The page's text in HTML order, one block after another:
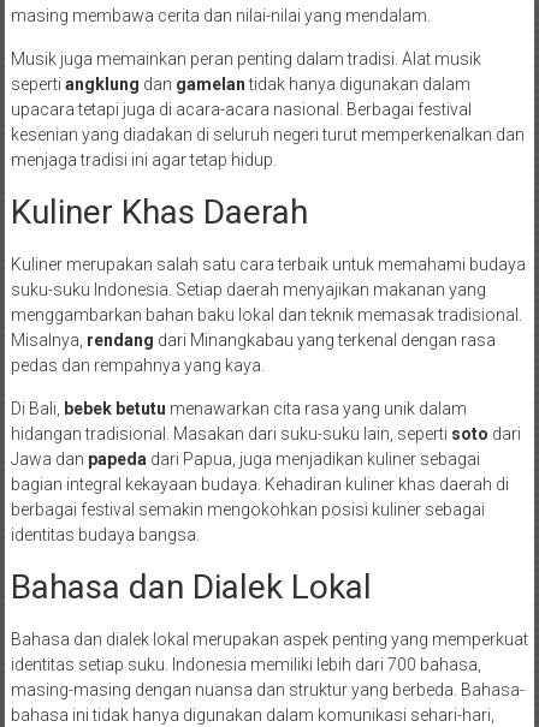
masing membawa cerita dan nilai-nilai yang mendalam.
Musik juga memainkan peran penting dalam tradisi. Alat musik
seperti angklung dan gamelantidak hanya digunakan dalam
upacara tetapi juga di acara-acara nasional. Berbagai festival
kesenian yang diadakan di seluruh negeri turut memperkenalkan dan
menjaga tradisi ini agar tetap hidup.
Kuliner Khas Daerah
Kuliner merupakan salah satu cara terbaik untuk memahami budaya
suku-suku Indonesia. Setiap daerah menyajikan makanan yang
menggambarkan bahan baku lokal dan teknik memasak tradisional.
Misalnya, rendang dari Minangkabau yang terkenal dengan rasa
pedas dan rempahnya yang kaya.
Di Bali, bebek betutu menawarkan cita rasa yang unik dalam
hidangan tradisional. Masakan dari suku-suku lain, seperti soto dari
Jawa dan papeda dari Papua, juga menjadikan kuliner sebagai
bagian integral kekayaan budaya. Kehadiran kuliner khas daerah di
berbagai festival semakin mengokohkan posisi kuliner sebagai
identitas budaya bangsa.
Bahasa dan Dialek Lokal
Bahasa dan dialek lokal merupakan aspek penting yang memperkuat
identitas setiap suku. Indonesia memiliki lebih dari 700 bahasa,
masing-masing dengan nuansa dan struktur yang berbeda. Bahasa-
bahasa ini tidak hanya digunakan dalam komunikasi sehari-hari,